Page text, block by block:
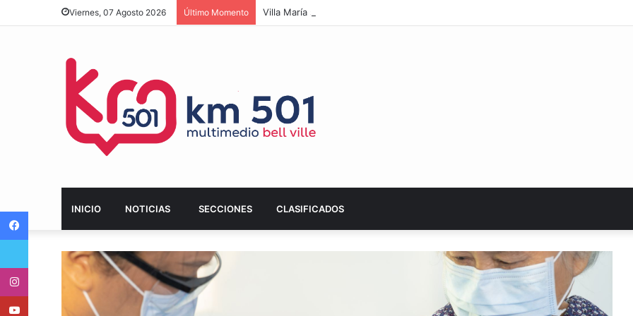
Viernes, 07 Agosto 2026 Último Momento Villa María sumará tecnologías de economía circular
INICIO NOTICIAS SECCIONES CLASIFICADOS